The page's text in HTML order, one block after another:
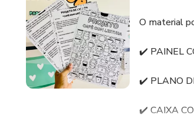
O material
✔️ PAINEL
✔️ PLANO
✔️ CAIXA